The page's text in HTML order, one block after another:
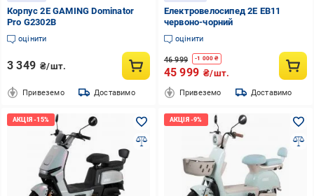
Корпус 2E GAMING Dominator
Pro G2302B
оцінити
3 349 ₴/шт.
Привеземо Доставимо
Електровелосипед 2E EB11
червоно-чорний
оцінити
46 999 -1 000 ₴
45 999 ₴/шт.
Привеземо Доставимо